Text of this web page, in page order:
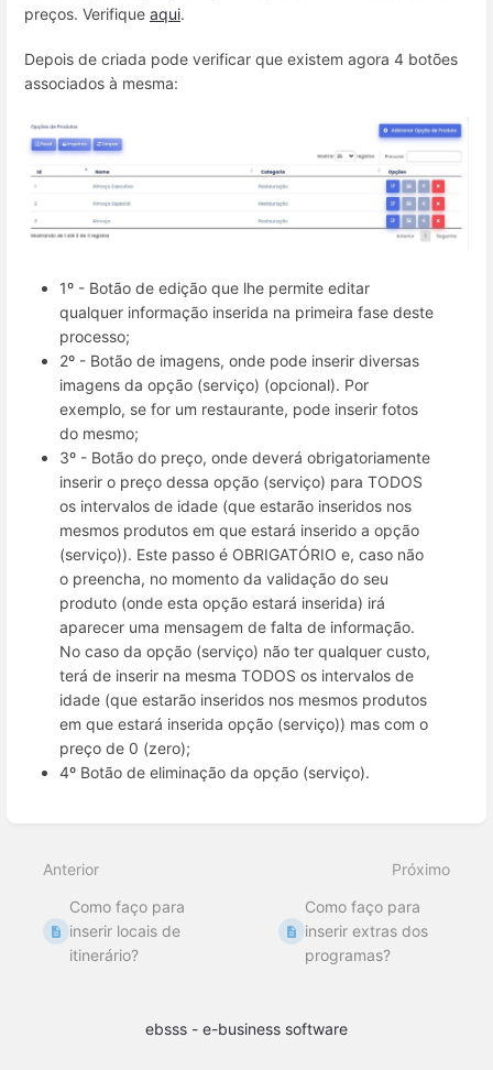
preços. Verifique aqui.
Depois de criada pode verificar que existem agora 4 botões
associados à mesma:
1º - Botão de edição que lhe permite editar
qualquer informação inserida na primeira fase deste
processo;
2º - Botão de imagens, onde pode inserir diversas
imagens da opção (serviço) (opcional). Por
exemplo, se for um restaurante, pode inserir fotos
do mesmo;
3º - Botão do preço, onde deverá obrigatoriamente
inserir o preço dessa opção (serviço) para TODOS
os intervalos de idade (que estarão inseridos nos
mesmos produtos em que estará inserido a opção
(serviço)). Este passo é OBRIGATÓRIO e, caso não
o preencha, no momento da validação do seu
produto (onde esta opção estará inserida) irá
aparecer uma mensagem de falta de informação.
No caso da opção (serviço) não ter qualquer custo,
terá de inserir na mesma TODOS os intervalos de
idade (que estarão inseridos nos mesmos produtos
em que estará inserida opção (serviço)) mas com o
preço de 0 (zero);
4º Botão de eliminação da opção (serviço).
seleção
Anterior
Como faço para
inserir locais de
itinerário?
Próximo
Como faço para
inserir extras dos
programas?
ebsss - e-business software